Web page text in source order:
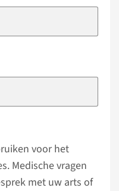
voor het
Medische vragen
met uw arts of